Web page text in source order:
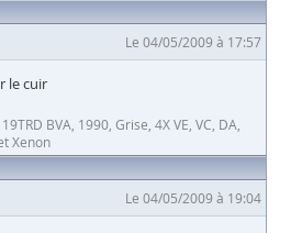
Le 04/05/2009 à 17:57
le cuir
BVA, 1990, Grise, 4X VE, VC, DA,
Xenon
Le 04/05/2009 à 19:04